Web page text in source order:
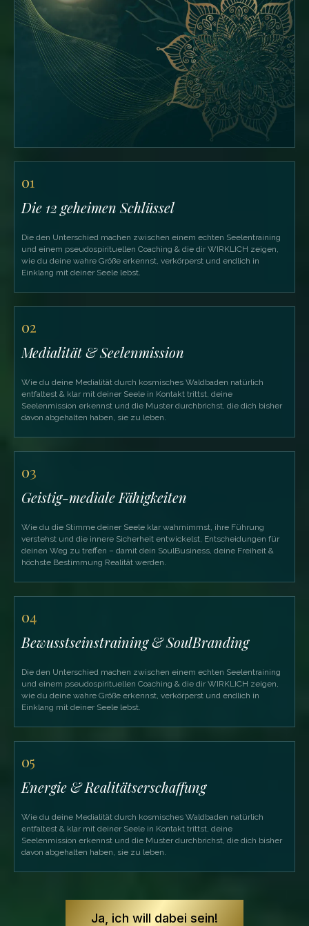
01
Die 12 geheimen Schlüssel
Die den Unterschied machen zwischen einem echten Seelentraining
und einem pseudospirituellen Coaching & die dir WIRKLICH zeigen,
wie du deine wahre Größe erkennst, verkörperst und endlich in
Einklang mit deiner Seele lebst.
02
Medialität & Seelenmission
Wie du deine Medialität durch kosmisches Waldbaden natürlich
entfaltest & klar mit deiner Seele in Kontakt trittst, deine
Seelenmission erkennst und die Muster durchbrichst, die dich bisher
davon abgehalten haben, sie zu leben.
03
Geistig-mediale Fähigkeiten
Wie du die Stimme deiner Seele klar wahrnimmst, ihre Führung
verstehst und die innere Sicherheit entwickelst, Entscheidungen für
deinen Weg zu treffen – damit dein SoulBusiness, deine Freiheit &
höchste Bestimmung Realität werden.
04
Bewusstseinstraining & SoulBranding
Die den Unterschied machen zwischen einem echten Seelentraining
und einem pseudospirituellen Coaching & die dir WIRKLICH zeigen,
wie du deine wahre Größe erkennst, verkörperst und endlich in
Einklang mit deiner Seele lebst.
05
Energie & Realitätserschaffung
Wie du deine Medialität durch kosmisches Waldbaden natürlich
entfaltest & klar mit deiner Seele in Kontakt trittst, deine
Seelenmission erkennst und die Muster durchbrichst, die dich bisher
davon abgehalten haben, sie zu leben.
Ja, ich will dabei sein!